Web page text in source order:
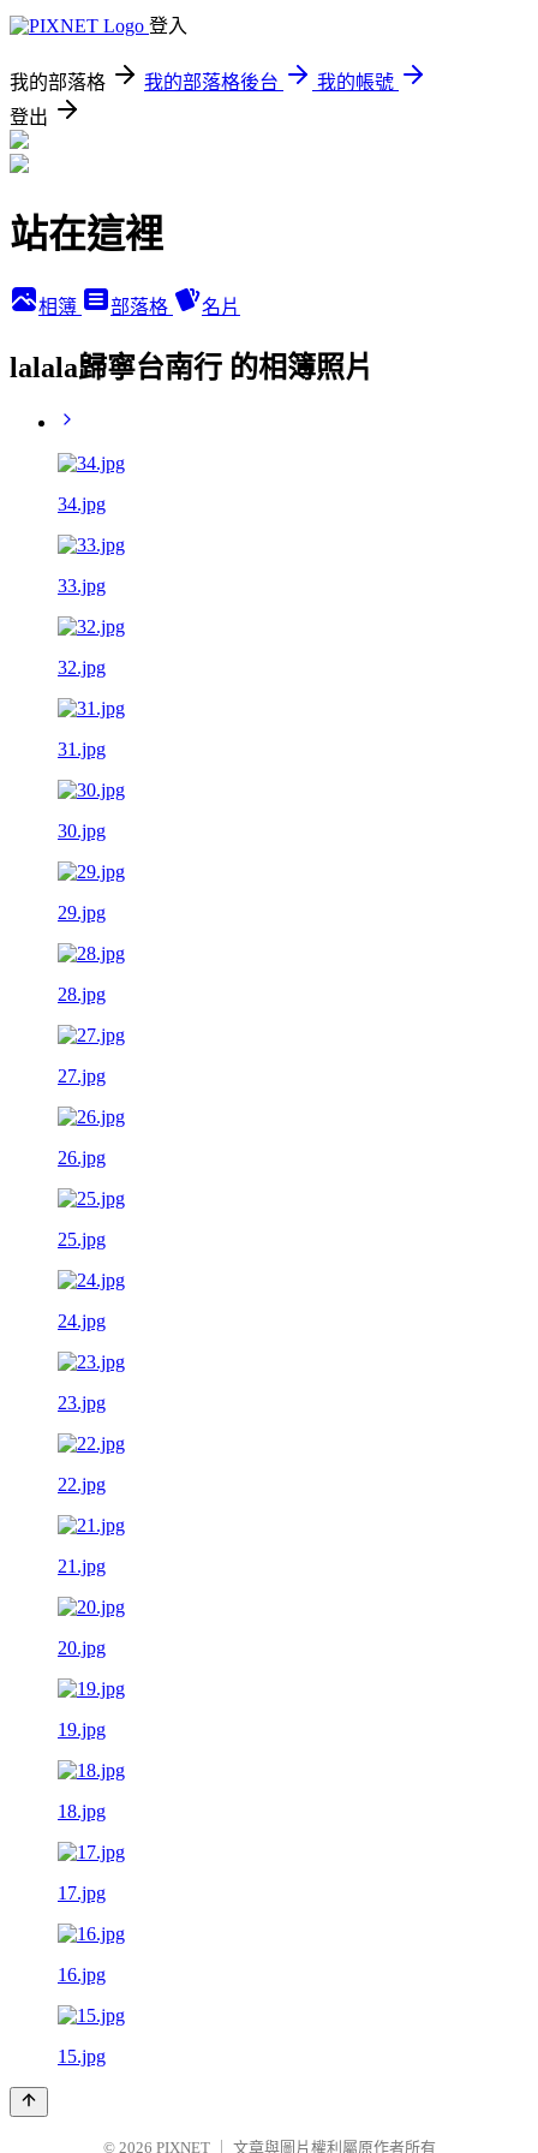
登入
我的部落格 我的部落格後台
我的帳號
登出
站在這裡
相簿 部落格 名片
lalala歸寧台南行 的相簿照片
34.jpg
33.jpg
32.jpg
31.jpg
30.jpg
29.jpg
28.jpg
27.jpg
26.jpg
25.jpg
24.jpg
23.jpg
22.jpg
21.jpg
20.jpg
19.jpg
18.jpg
17.jpg
16.jpg
15.jpg
© 2026 PIXNET 文章與圖片權利屬原作者所有